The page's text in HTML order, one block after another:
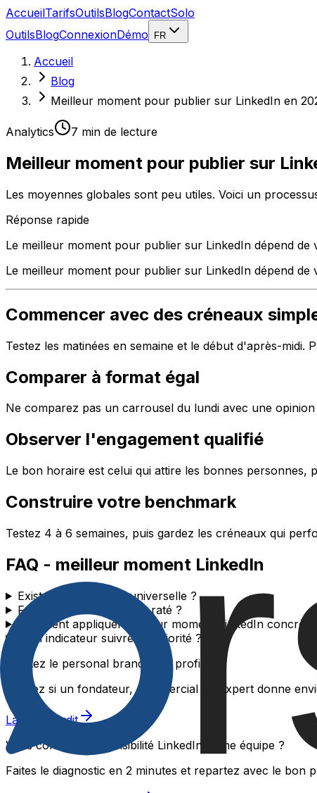
AccueilTarifsOutilsBlogContactSolo
OutilsBlogConnexionDémo FR
Accueil
Blog
Meilleur moment pour publier sur LinkedIn en
Analytics 7 min de lecture
Meilleur moment pour publier sur
Les moyennes globales sont peu utiles. Voici un
Réponse rapide
Le meilleur moment pour publier sur LinkedIn dépend
Le meilleur moment pour publier sur LinkedIn dépend
Commencer avec des créneaux
Testez les matinées en semaine et le début d'après-midi.
Comparer à format égal
Ne comparez pas un carrousel du lundi avec une
Observer l'engagement qualifié
Le bon horaire est celui qui attire les bonnes personnes,
Construire votre benchmark
Testez 4 à 6 semaines, puis gardez les créneaux qui
FAQ - meilleur moment LinkedIn
Existe-t-il une heure universelle ?
Faut-il republier un post raté ?
Comment appliquer meilleur moment LinkedIn
Quel indicateur suivre en priorité ?
Auditez le personal brand d'un profil clé
Vérifiez si un fondateur, commercial ou expert donne
Lancer l'audit
Vous construisez la visibilité LinkedIn d'une équipe ?
Faites le diagnostic en 2 minutes et repartez avec le bon